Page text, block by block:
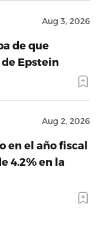
Aug 3, 2026
de que
Epstein
Aug 2, 2026
en el año fiscal
4.2% en la